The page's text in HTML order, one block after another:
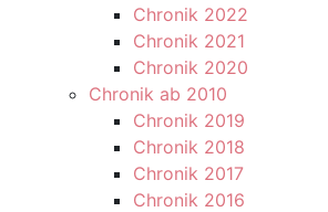
Chronik 2022
Chronik 2021
Chronik 2020
Chronik ab 2010
Chronik 2019
Chronik 2018
Chronik 2017
Chronik 2016